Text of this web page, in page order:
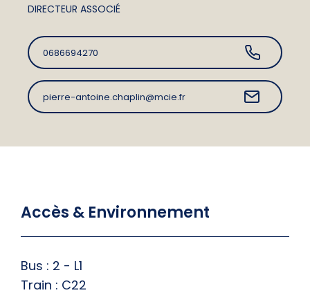
DIRECTEUR ASSOCIÉ
0686694270
pierre-antoine.chaplin@mcie.fr
Accès & Environnement
Bus : 2 - L1
Train : C22